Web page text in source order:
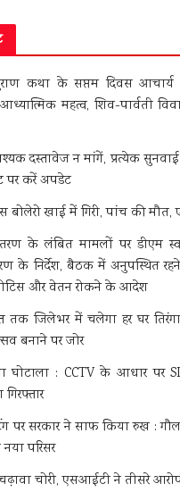
कथा के सप्तम दिवस
महत्व, शिव-पार्वती
दस्तावेज न मांगें, प्रत्येक
करें अपडेट
बोलेरो खाई में गिरी, पांच की
के लंबित मामलों पर डीएम
के निर्देश, बैठक में अनुपस्थित
और वेतन रोकने के आदेश
तक जिलेभर में चलेगा हर घर
बनाने पर जोर
घोटाला : CCTV के आधार
पर सरकार ने साफ किया रुख :
परिसर
चढ़ावा चोरी, एसआईटी ने तीसरे